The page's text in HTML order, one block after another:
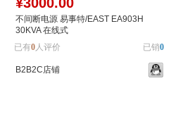
不间断电源 易事特/EAST EA903H
30KVA 在线式
已有0人评价 已销0
B2B2C店铺